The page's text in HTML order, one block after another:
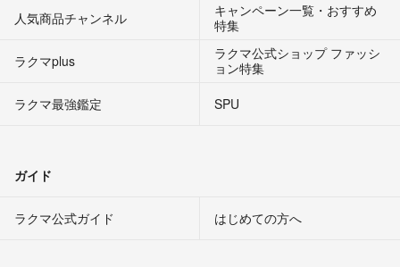
人気商品チャンネル
キャンペーン一覧・おすすめ
特集
ラクマplus
ラクマ公式ショップ ファッシ
ョン特集
ラクマ最強鑑定
SPU
ガイド
ラクマ公式ガイド はじめての方へ